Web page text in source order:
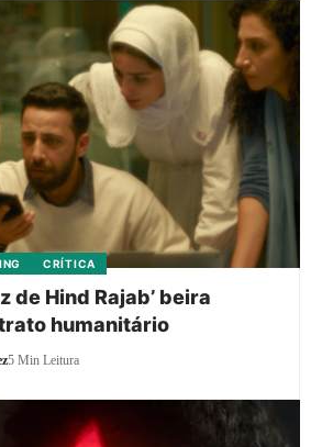
CRÍTICA
de Hind Rajab’ beira
humanitário
5 Min Leitura